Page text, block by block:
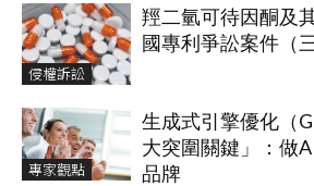
侵權訴訟
羥二氫可待因酮及
國專利爭訟案件（三
專家觀點
生成式引擎優化（
大突圍關鍵」：做
品牌